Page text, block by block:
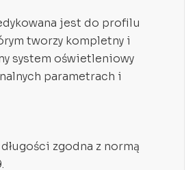
jest do profilu
tworzy kompletny i
system oświetleniowy
parametrach i
zgodna z normą